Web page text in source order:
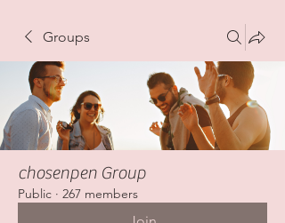
Groups
chosenpen Group
Public · 267 members